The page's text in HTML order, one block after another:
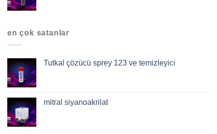
en çok satanlar
Tutkal çözücü sprey 123 ve temizleyici
mitral siyanoakrilat